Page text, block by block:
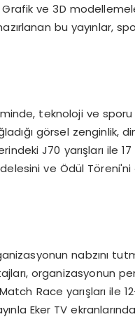
ve 3D
bu yayınlar,
teknoloji ve
görsel zenginlik,
J70 yarışları ile
ve Ödül
nabzını
organizasyonun
Race yarışları ile
Eker TV